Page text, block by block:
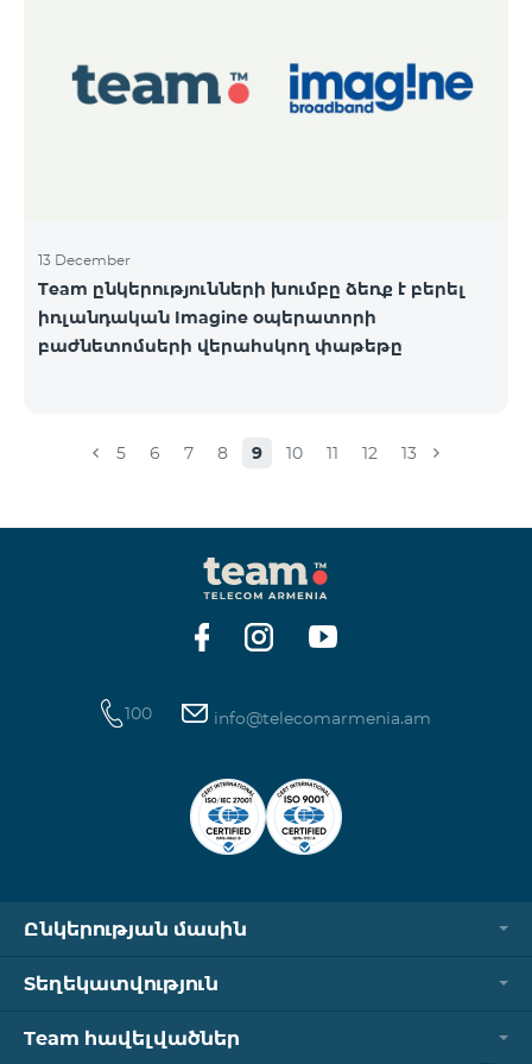
13 December
Team ընկերությունների խումբը ձեռք է բերել
իռլանդական Imagine օպերատորի
բաժնետոմսերի վերահսկող փաթեթը
5 6 7 8 9 10 11 12 13
100 info@telecomarmenia.am
Ընկերության մասին
Տեղեկատվություն
Team հավելվածներ